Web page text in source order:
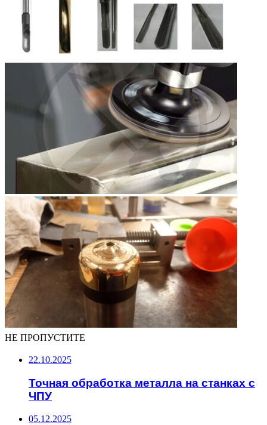
НЕ ПРОПУСТИТЕ
22.10.2025
Точная обработка металла на станках с
ЧПУ
05.12.2025